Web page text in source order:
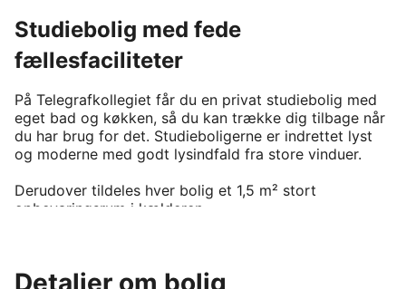
Studiebolig med fede
fællesfaciliteter
På Telegrafkollegiet får du en privat studiebolig med
eget bad og køkken, så du kan trække dig tilbage når
du har brug for det. Studieboligerne er indrettet lyst
og moderne med godt lysindfald fra store vinduer.
Derudover tildeles hver bolig et 1,5 m² stort
opbevaringsrum i kælderen.
- Ovn
Detaljer om bolig